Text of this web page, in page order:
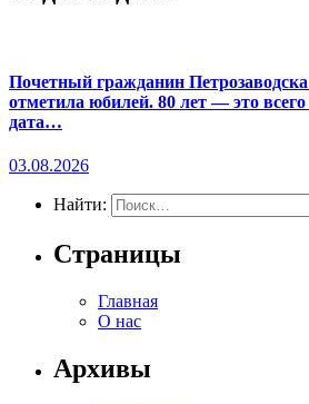
Почетный гражданин
отметила юбилей. 80 лет — это
дата…
03.08.2026
Найти:
Страницы
Главная
О нас
Архивы